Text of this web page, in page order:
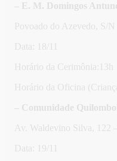
– E. M. Domingos
Povoado do Azevedo, S/
Data: 18/11
Horário da Cerimônia:13h
Horário da Oficina
– Comunidade
Av. Waldevino Silva, 122 –
Data: 19/11